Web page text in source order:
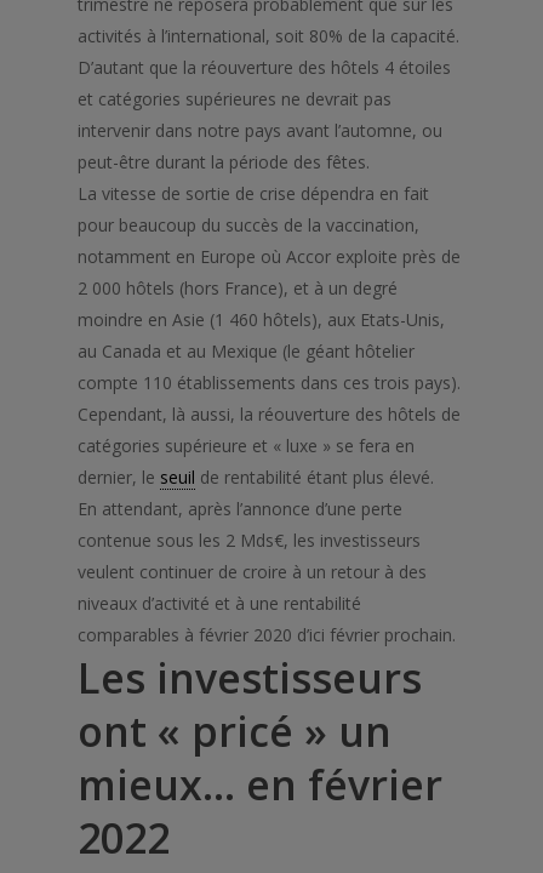
activités à l’international, soit 80% de la capacité.
D’autant que la réouverture des hôtels 4 étoiles
et catégories supérieures ne devrait pas
intervenir dans notre pays avant l’automne, ou
peut-être durant la période des fêtes.
La vitesse de sortie de crise dépendra en fait
pour beaucoup du succès de la vaccination,
notamment en Europe où Accor exploite près de
2 000 hôtels (hors France), et à un degré
moindre en Asie (1 460 hôtels), aux Etats-Unis,
au Canada et au Mexique (le géant hôtelier
compte 110 établissements dans ces trois pays).
Cependant, là aussi, la réouverture des hôtels de
catégories supérieure et « luxe » se fera en
dernier, le seuil de rentabilité étant plus élevé.
En attendant, après l’annonce d’une perte
contenue sous les 2 Mds€, les investisseurs
veulent continuer de croire à un retour à des
niveaux d’activité et à une rentabilité
comparables à février 2020 d’ici février prochain.
Les investisseurs
ont « pricé » un
mieux… en février
2022